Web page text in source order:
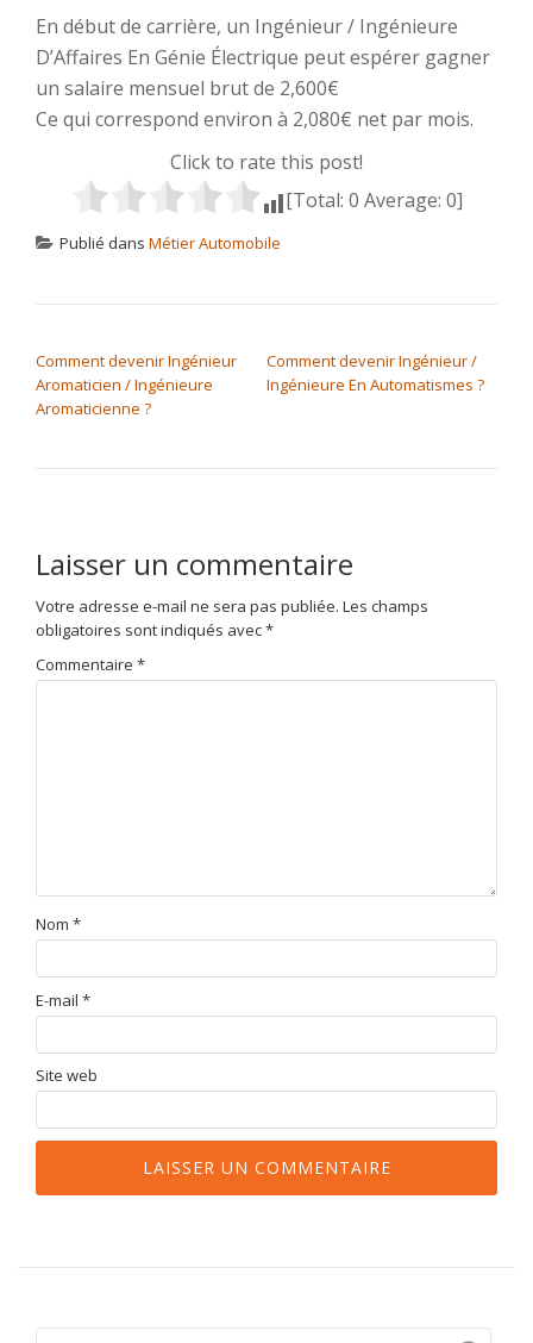
En début de carrière, un Ingénieur / Ingénieure
D’Affaires En Génie Électrique peut espérer gagner
un salaire mensuel brut de 2,600€
Ce qui correspond environ à 2,080€ net par mois.
Click to rate this post!
[Total: 0 Average: 0]
Publié dans Métier Automobile
Comment devenir Ingénieur
Aromaticien / Ingénieure
Aromaticienne ?
Comment devenir Ingénieur /
Ingénieure En Automatismes ?
Laisser un commentaire
Votre adresse e-mail ne sera pas publiée. Les champs
obligatoires sont indiqués avec*
Commentaire *
Nom *
E-mail *
Site web